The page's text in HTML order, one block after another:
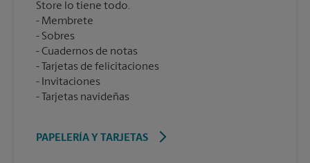
Store lo tiene todo.
Membrete
Sobres
Cuadernos de notas
Tarjetas de felicitaciones
Invitaciones
Tarjetas navideñas
PAPELERÍA Y TARJETAS